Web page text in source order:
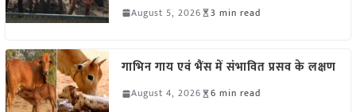
August 5, 2026 3 min read
गाभिन गाय एवं भैंस में संभावित प्रसव के लक्षण
August 4, 2026 6 min read